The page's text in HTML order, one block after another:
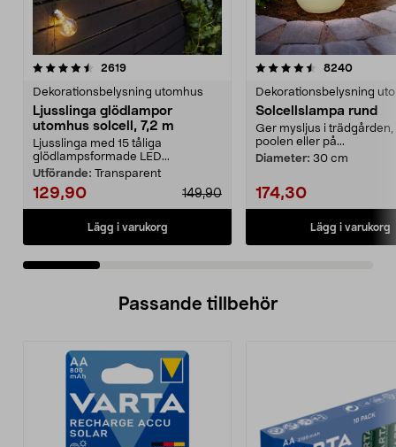
2619recensioner
Dekorationsbelysning utomhus
Ljusslinga glödlampor
utomhus solcell, 7,2 m
Ljusslinga med 15 tåliga
glödlampsformade LED...
Utförande: Transparent
129,90 149,90
Lägg i varukorg
4.5 av 5 stjärnor 8240
Dekorationsbelysning
Solcellslampa rund
Ger mysljus i trädgården,
poolen eller på...
Diameter: 30 cm
174,30
Lägg i varukorg
4.5 av 5 stjärnor
Passande tillbehör